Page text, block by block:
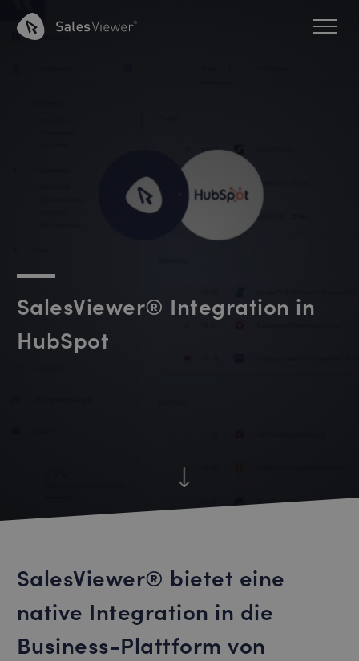
SalesViewer® Integration in
HubSpot
SalesViewer® bietet eine
native Integration in die
Business-Plattform von